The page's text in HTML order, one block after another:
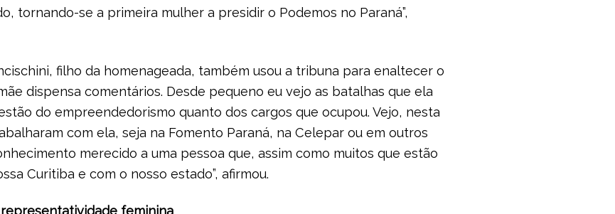
tornando-se a primeira mulher a presidir o Podemos no Paraná”,
filho da homenageada, também usou a tribuna para enaltecer o
dispensa comentários. Desde pequeno eu vejo as batalhas que ela
do empreendedorismo quanto dos cargos que ocupou. Vejo, nesta
com ela, seja na Fomento Paraná, na Celepar ou em outros
merecido a uma pessoa que, assim como muitos que estão
Curitiba e com o nosso estado”, afirmou.
feminina